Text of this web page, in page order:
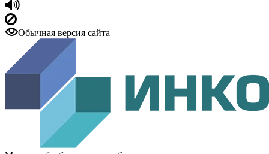
Обычная версия сайта